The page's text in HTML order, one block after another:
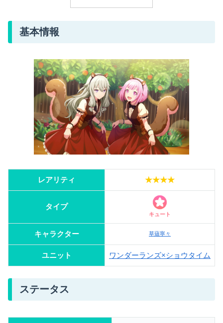
基本情報
レアリティ ★★★★
タイプ
キュート
キャラクター 草薙寧々
ユニット ワンダーランズ×ショウタイム
ステータス